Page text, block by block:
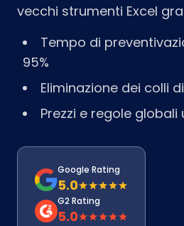
vecchi strumenti Excel
Tempo di
95%
Eliminazione dei colli
Prezzi e regole globali
Google Rating
5.0
G2 Rating
5.0